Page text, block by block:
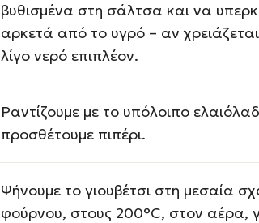
βυθισμένα στη σάλτσα και να
αρκετά από το υγρό – αν
λίγο νερό επιπλέον.
Ραντίζουμε με το υπόλοιπο
προσθέτουμε πιπέρι.
Ψήνουμε το γιουβέτσι στη μεσαία
φούρνου, στους 200°C, στον αέρα,